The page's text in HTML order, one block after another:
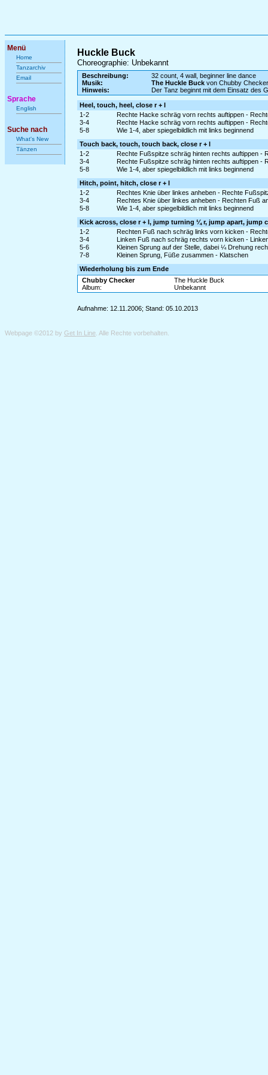
Menü
Home
Tanzarchiv
Email
Sprache
English
Suche nach
What's New
Tänzen
Huckle Buck
Choreographie: Unbekannt
Beschreibung:
32 count, 4 wall, beginner line dance
Musik:
The Huckle Buckvon Chubby Checker
Hinweis:
Der Tanz beginnt mit dem Einsatz des
Heel, touch, heel, close r + l
1-2
Rechte Hacke schräg vorn rechts auftippen -
3-4
Rechte Hacke schräg vorn rechts auftippen -
5-8
Wie 1-4, aber spiegelbildlich mit links beginnend
Touch back, touch, touch back, close r + l
1-2
Rechte Fußspitze schräg hinten rechts auftippen -
3-4
Rechte Fußspitze schräg hinten rechts auftippen -
5-8
Wie 1-4, aber spiegelbildlich mit links beginnend
Hitch, point, hitch, close r + l
1-2
Rechtes Knie über linkes anheben - Rechte
3-4
Rechtes Knie über linkes anheben - Rechten Fuß
5-8
Wie 1-4, aber spiegelbildlich mit links beginnend
Kick across, close r + l, jump turning ¼ r, jump apart, jump
1-2
Rechten Fuß nach schräg links vorn kicken -
3-4
Linken Fuß nach schräg rechts vorn kicken -
5-6
Kleinen Sprung auf der Stelle, dabei ¼ Drehung
7-8
Kleinen Sprung, Füße zusammen - Klatschen
Wiederholung bis zum Ende
Chubby Checker
The Huckle Buck
Album:
Unbekannt
Aufnahme: 12.11.2006; Stand: 05.10.2013
Webpage ©2012 by Get In Line . Alle Rechte vorbehalten.